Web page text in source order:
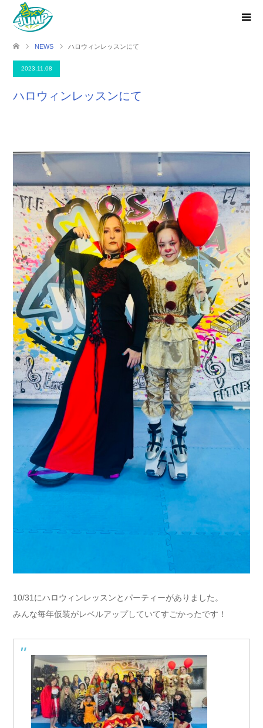
NEWS ハロウィンレッスンにて
2023.11.08
ハロウィンレッスンにて
10/31にハロウィンレッスンとパーティーがありました。
みんな毎年仮装がレベルアップしていてすごかったです！